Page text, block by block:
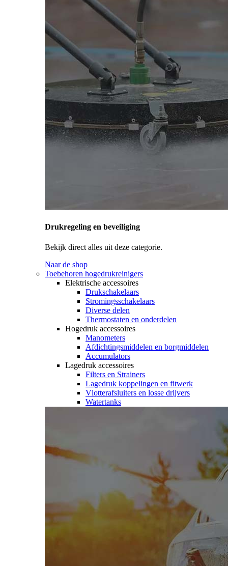
Drukregeling en beveiliging
Bekijk direct alles uit deze categorie.
Naar de shop
Toebehoren hogedrukreinigers
Elektrische accessoires
Drukschakelaars
Stromingsschakelaars
Diverse delen
Thermostaten en onderdelen
Hogedruk accessoires
Manometers
Afdichtingsmiddelen en borgmiddelen
Accumulators
Lagedruk accessoires
Filters en Strainers
Lagedruk koppelingen en fitwerk
Vlotterafsluiters en losse drijvers
Watertanks